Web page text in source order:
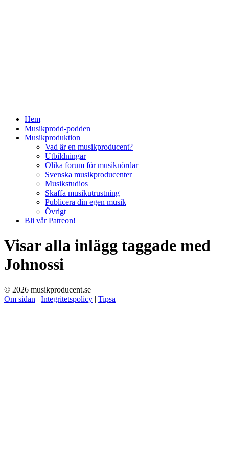
Hem
Musikprodd-podden
Musikproduktion
Vad är en musikproducent?
Utbildningar
Olika forum för musiknördar
Svenska musikproducenter
Musikstudios
Skaffa musikutrustning
Publicera din egen musik
Övrigt
Bli vår Patreon!
Visar alla inlägg taggade med
Johnossi
© 2026 musikproducent.se
Om sidan | Integritetspolicy | Tipsa